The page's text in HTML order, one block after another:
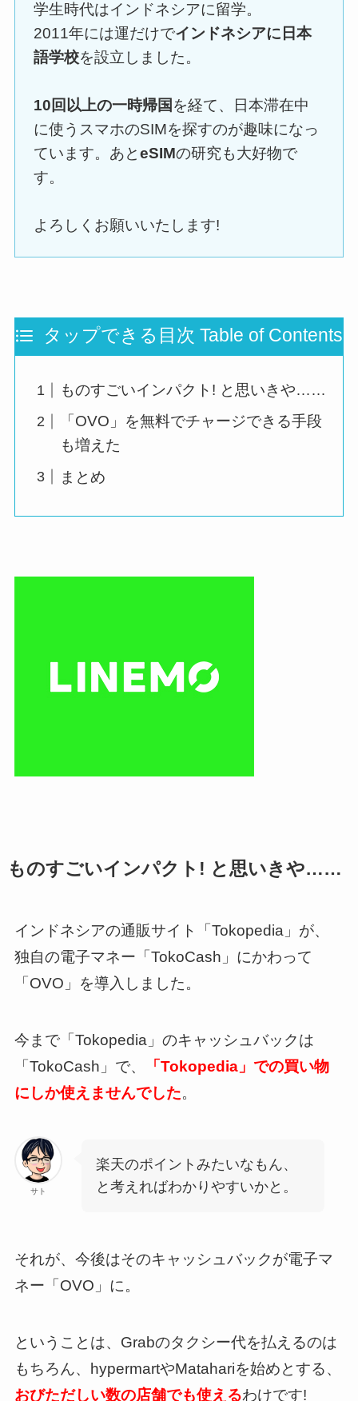
学生時代はインドネシアに留学。
2011年には運だけでインドネシアに日本
語学校を設立しました。
10回以上の一時帰国 を経て、日本滞在中
に使うスマホのSIMを探すのが趣味になっ
ています。あとeSIMの研究も大好物で
す。
よろしくお願いいたします!
タップできる目次 Table of Contents
ものすごいインパクト! と思いきや……
「OVO」を無料でチャージできる手段
も増えた
まとめ
ものすごいインパクト! と思いきや……
インドネシアの通販サイト「Tokopedia」が、
独自の電子マネー「TokoCash」にかわって
「OVO」を導入しました。
今まで「Tokopedia」のキャッシュバックは
「TokoCash」で、
「Tokopedia」での買い物
にしか使えませんでした。
サト
楽天のポイントみたいなもん、
と考えればわかりやすいかと。
それが、今後はそのキャッシュバックが電子マ
ネー「OVO」に。
ということは、Grabのタクシー代を払えるのは
もちろん、hypermartやMatahariを始めとする、
おびただしい数の店舗でも使えるわけです!